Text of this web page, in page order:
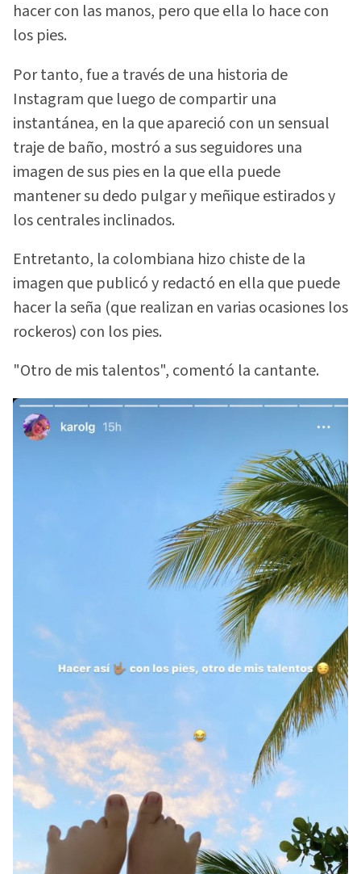
hacer con las manos, pero que ella lo hace con
los pies.
Por tanto, fue a través de una historia de
Instagram que luego de compartir una
instantánea, en la que apareció con un sensual
traje de baño, mostró a sus seguidores una
imagen de sus pies en la que ella puede
mantener su dedo pulgar y meñique estirados y
los centrales inclinados.
Entretanto, la colombiana hizo chiste de la
imagen que publicó y redactó en ella que puede
hacer la seña (que realizan en varias ocasiones los
rockeros) con los pies.
"Otro de mis talentos", comentó la cantante.